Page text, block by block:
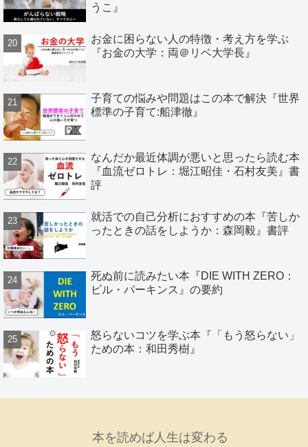
うこ』
お金に困らない人の特徴・考え方を学ぶ
『お金の大学：両＠リベ大学長』
子育ての悩みや問題はこの本で解決『世界
標準の子育て:船津徹』
なんだか最近体調が悪いと思ったら読む本
『血流ゼロトレ：堀江昭佳・石村友美』書
評
就活での自己分析におすすめの本『苦しか
ったときの話をしようか：森岡毅』書評
死ぬ前に読みたい本『DIE WITH ZERO：
ビル・パーキンス』の要約
怒らないコツを学ぶ本『「もう怒らない」
ための本：和田秀樹』
本を読めば人生は変わる